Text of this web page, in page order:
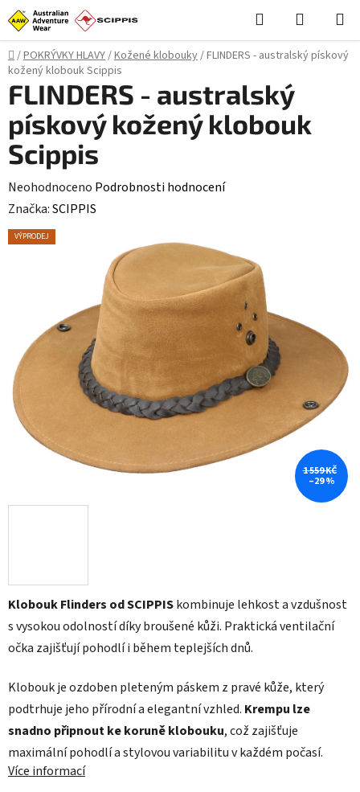
Přejít
na
obsah
Hledat
KOŠÍK
Domů
/POKRÝVKY HLAVY/Kožené klobouky/FLINDERS - australský pískový
kožený klobouk Scippis
Klobouk Flinders od SCIPPISkombinuje lehkost a vzdušnost
s vysokou odolností díky broušené kůži. Praktická ventilační
očka zajišťují pohodlí i během teplejších dnů.
Klobouk je ozdoben pleteným páskem z pravé kůže, který
podtrhuje jeho přírodní a elegantní vzhled. Krempu lze
snadno připnout ke koruně klobouku, což zajišťuje
maximální pohodlí a stylovou variabilitu v každém počasí.
Více informací
FLINDERS - australský
pískový kožený klobouk
Scippis
Průměrné
hodnocení
produktu
hvězdiček.
Neohodnoceno Podrobnosti hodnocení
Značka:SCIPPIS
VÝPRODEJ
1 559 KČ
–29 %